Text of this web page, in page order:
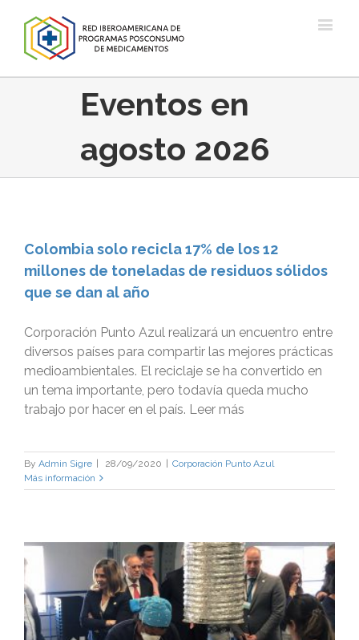
Eventos en
agosto 2026
Colombia solo recicla 17% de los 12
millones de toneladas de residuos sólidos
que se dan al año
Corporación Punto Azul realizará un encuentro entre
diversos países para compartir las mejores prácticas
medioambientales. El reciclaje se ha convertido en
un tema importante, pero todavía queda mucho
trabajo por hacer en el país. Leer más
By Admin Sigre 28/09/2020
Corporación Punto Azul
Más información